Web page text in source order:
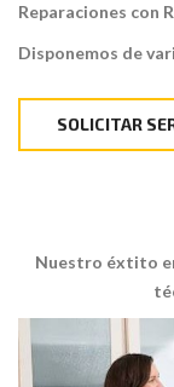
Reparaciones con
Disponemos de
SOLICITAR
Nuestro éxtito